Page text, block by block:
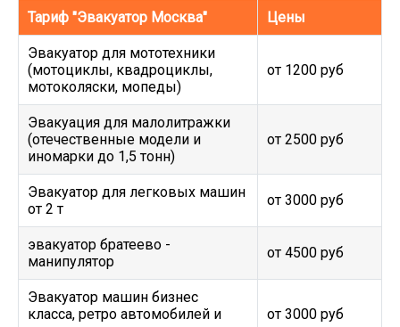
Тариф "Эвакуатор Москва"
Цены
Эвакуатор для мототехники
(мотоциклы, квадроциклы,
мотоколяски, мопеды)
от 1200 руб
Эвакуация для малолитражки
(отечественные модели и
иномарки до 1,5 тонн)
от 2500 руб
Эвакуатор для легковых машин
от 2 т
от 3000 руб
эвакуатор братеево -
манипулятор
от 4500 руб
Эвакуатор машин бизнес
класса, ретро автомобилей и
от 3000 руб